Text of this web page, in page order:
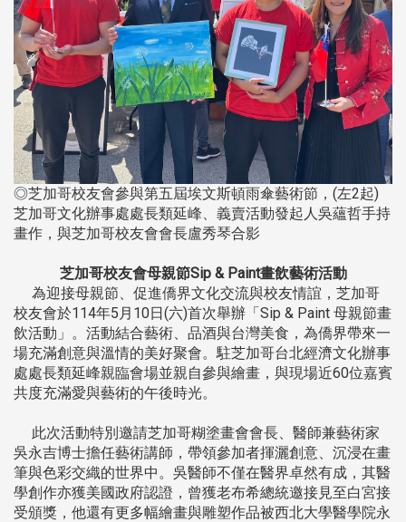
◎芝加哥校友會參與第五屆埃文斯頓雨傘藝術節，(左2起)
芝加哥文化辦事處處長類延峰、義賣活動發起人吳蘊哲手持
畫作，與芝加哥校友會會長盧秀琴合影
芝加哥校友會母親節Sip & Paint畫飲藝術活動
為迎接母親節、促進僑界文化交流與校友情誼，芝加哥
校友會於114年5月10日(六)首次舉辦「Sip & Paint 母親節畫
飲活動」。活動結合藝術、品酒與台灣美食，為僑界帶來一
場充滿創意與溫情的美好聚會。駐芝加哥台北經濟文化辦事
處處長類延峰親臨會場並親自參與繪畫，與現場近60位嘉賓
共度充滿愛與藝術的午後時光。
此次活動特別邀請芝加哥糊塗畫會會長、醫師兼藝術家
吳永吉博士擔任藝術講師，帶領參加者揮灑創意、沉浸在畫
筆與色彩交織的世界中。吳醫師不僅在醫界卓然有成，其醫
學創作亦獲美國政府認證，曾獲老布希總統邀接見至白宮接
受頒獎，他還有更多幅繪畫與雕塑作品被西北大學醫學院永